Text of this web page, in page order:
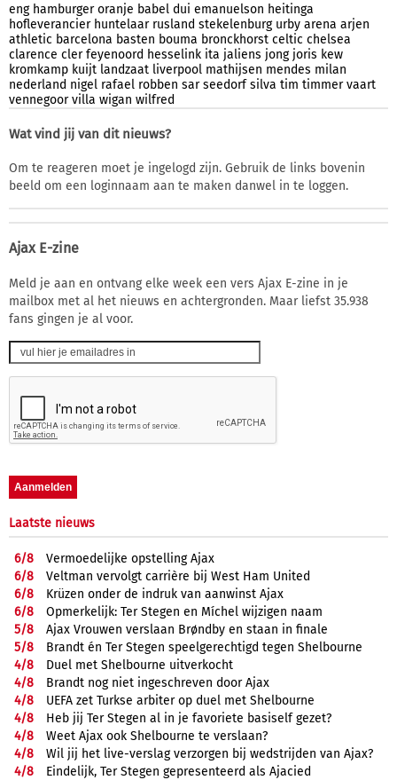
eng hamburger oranje babel dui emanuelson heitinga
hofleverancier huntelaar rusland stekelenburg urby arena arjen
athletic barcelona basten bouma bronckhorst celtic chelsea
clarence cler feyenoord hesselink ita jaliens jong joris kew
kromkamp kuijt landzaat liverpool mathijsen mendes milan
nederland nigel rafael robben sar seedorf silva tim timmer vaart
vennegoor villa wigan wilfred
Wat vind jij van dit nieuws?
Om te reageren moet je ingelogd zijn. Gebruik de links bovenin
beeld om een loginnaam aan te maken danwel in te loggen.
Ajax E-zine
Meld je aan en ontvang elke week een vers Ajax E-zine in je
mailbox met al het nieuws en achtergronden. Maar liefst 35.938
fans gingen je al voor.
Laatste nieuws
6/8
Vermoedelijke opstelling Ajax
6/8
Veltman vervolgt carrière bij West Ham United
6/8
Krüzen onder de indruk van aanwinst Ajax
6/8
Opmerkelijk: Ter Stegen en Míchel wijzigen naam
5/8
Ajax Vrouwen verslaan Brøndby en staan in finale
5/8
Brandt én Ter Stegen speelgerechtigd tegen Shelbourne
4/8
Duel met Shelbourne uitverkocht
4/8
Brandt nog niet ingeschreven door Ajax
4/8
UEFA zet Turkse arbiter op duel met Shelbourne
4/8
Heb jij Ter Stegen al in je favoriete basiself gezet?
4/8
Weet Ajax ook Shelbourne te verslaan?
4/8
Wil jij het live-verslag verzorgen bij wedstrijden van Ajax?
4/8
Eindelijk, Ter Stegen gepresenteerd als Ajacied